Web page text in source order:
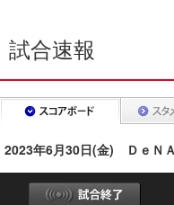
試合速報
2023年6月30日(金) ＤｅＮ